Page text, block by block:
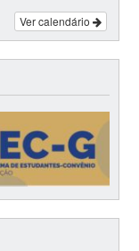
Ver calendário